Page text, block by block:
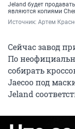
Jeland будет
являются копиями
Источник: Артем
Сейчас завод
По
собирать
Jaecoo под
Jeland